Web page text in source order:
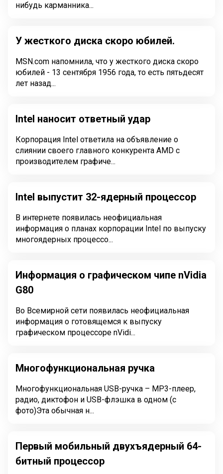
нибудь карманника...
У жесткого диска скоро юбилей.
MSN.com напомнила, что у жесткого диска скоро
юбилей - 13 сентября 1956 года, то есть пятьдесят
лет назад...
Intel наносит ответный удар
Корпорация Intel ответила на объявление о
слиянии своего главного конкурента AMD с
производителем графиче...
Intel выпустит 32-ядерный процессор
В интернете появилась неофициальная
информация о планах корпорации Intel по выпуску
многоядерных процессо...
Информация о графическом чипе nVidia
G80
Во Всемирной сети появилась неофициальная
информация о готовящемся к выпуску
графическом процессоре nVidi...
Многофункциональная ручка
Многофункциональная USB-ручка – МР3-плеер,
радио, диктофон и USB-флэшка в одном (с
фото)Эта обычная н...
Первый мобильный двухъядерный 64-
битный процессор